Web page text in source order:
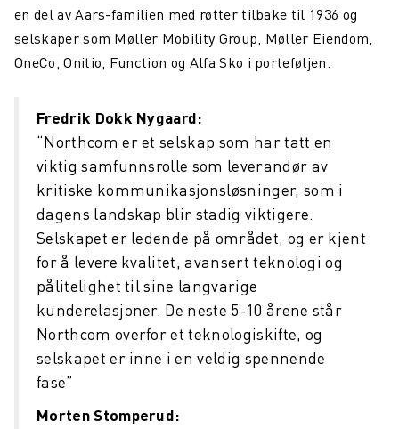
en del av Aars-familien med røtter tilbake til 1936 og
selskaper som Møller Mobility Group, Møller Eiendom,
OneCo, Onitio, Function og Alfa Sko i porteføljen.
Fredrik Dokk Nygaard:
“Northcom er et selskap som har tatt en
viktig samfunnsrolle som leverandør av
kritiske kommunikasjonsløsninger, som i
dagens landskap blir stadig viktigere.
Selskapet er ledende på området, og er kjent
for å levere kvalitet, avansert teknologi og
pålitelighet til sine langvarige
kunderelasjoner. De neste 5-10 årene står
Northcom overfor et teknologiskifte, og
selskapet er inne i en veldig spennende
fase”
Morten Stomperud: